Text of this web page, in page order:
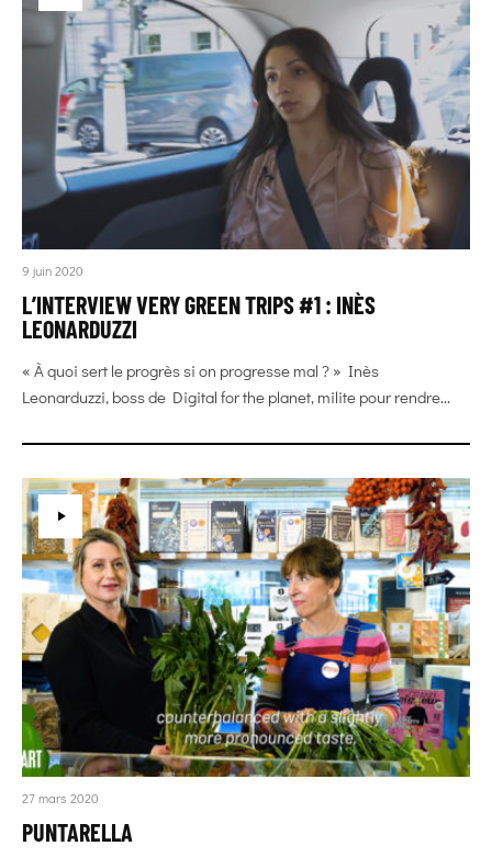
9 juin 2020
L’INTERVIEW VERY GREEN TRIPS #1 : INÈS
LEONARDUZZI
« À quoi sert le progrès si on progresse mal ? » Inès
Leonarduzzi, boss de Digital for the planet, milite pour rendre...
27 mars 2020
PUNTARELLA